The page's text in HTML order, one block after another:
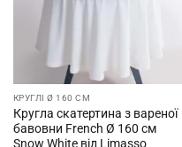
КРУГЛІ Ø 160 СМ
Кругла скатертина з вареної
бавовни French Ø 160 см
Snow White від Limasso